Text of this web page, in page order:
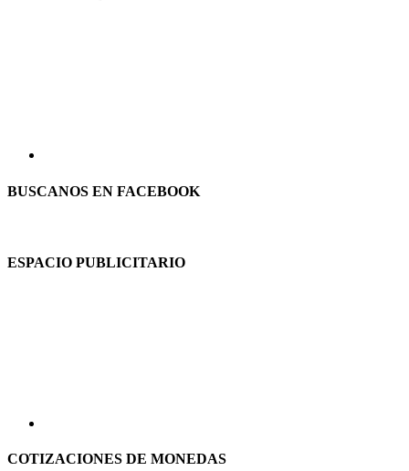
BUSCANOS EN FACEBOOK
ESPACIO PUBLICITARIO
COTIZACIONES DE MONEDAS